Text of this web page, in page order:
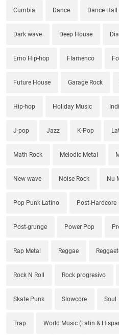
Cumbia Dance Dance Hall
Dark wave Deep House
Emo Hip-hop Flamenco
Future House Garage Rock
Hip-hop Holiday Music
J-pop Jazz K-Pop
Math Rock Melodic Metal
New wave Noise Rock Nu
Pop Punk Latino Post-Hardcore
Post-grunge Power Pop
Rap Metal Reggae
Rock N Roll Rock progresivo
Skate Punk Slowcore Soul
Trap World Music (Latin &